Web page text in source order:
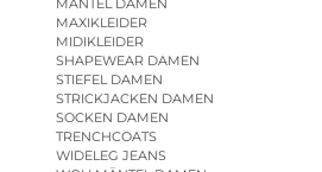
MÄNTEL DAMEN
MAXIKLEIDER
MIDIKLEIDER
SHAPEWEAR DAMEN
STIEFEL DAMEN
STRICKJACKEN DAMEN
SOCKEN DAMEN
TRENCHCOATS
WIDELEG JEANS